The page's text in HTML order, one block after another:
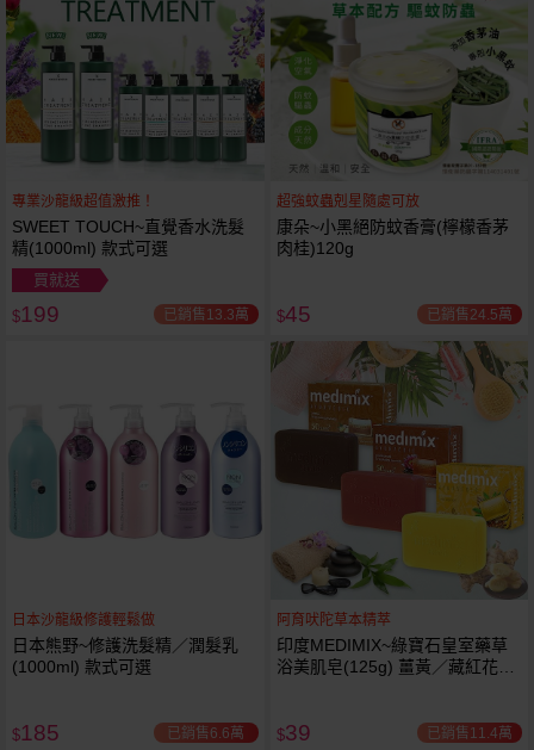
專業沙龍級超值激推！
SWEET TOUCH~直覺香水洗髮
精(1000ml) 款式可選
買就送
$199 已銷售13.3萬
超強蚊蟲剋星隨處可放
康朵~小黑絕防蚊香膏(檸檬香茅
肉桂)120g
$45 已銷售24.5萬
日本沙龍級修護輕鬆做
日本熊野~修護洗髮精／潤髮乳
(1000ml) 款式可選
$185 已銷售6.6萬
阿育吠陀草本精萃
印度MEDIMIX~綠寶石皇室藥草
浴美肌皂(125g) 薑黃／藏紅花／
$39 已銷售11.4萬